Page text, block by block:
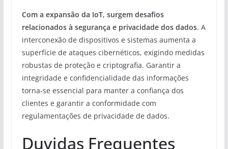
Com a expansão da IoT, surgem desafios
relacionados à segurança e privacidade dos dados. A
interconexão de dispositivos e sistemas aumenta a
superfície de ataques cibernéticos, exigindo medidas
robustas de proteção e criptografia. Garantir a
integridade e confidencialidade das informações
torna-se essencial para manter a confiança dos
clientes e garantir a conformidade com
regulamentações de privacidade de dados.
Duvidas Frequentes